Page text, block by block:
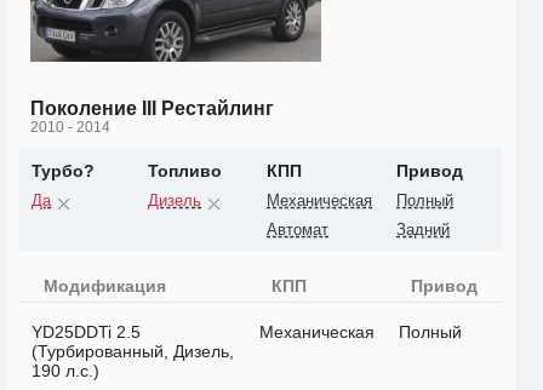
Поколение III Рестайлинг
2010 - 2014
Турбо?
Да
Топливо
Дизель
КПП
Механическая
Автомат
Привод
Полный
Задний
Модификация КПП Привод
YD25DDTi 2.5
(Турбированный, Дизель,
190 л.с.)
Механическая Полный